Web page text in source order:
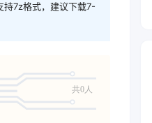
持7z格式，建议下载7-
共0人